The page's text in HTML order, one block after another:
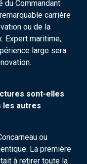
du Commandant
carrière
ou de la
Expert maritime,
large sera
sont-elles
les autres
ou
La première
à retirer toute la